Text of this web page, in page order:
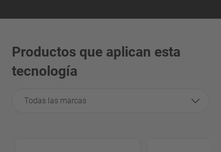
Productos que aplican esta
tecnología
Todas las marcas